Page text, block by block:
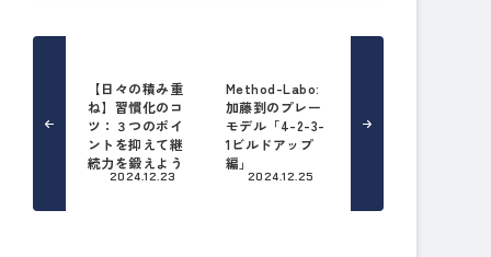
【日々の積み重
ね】習慣化のコ
ツ：３つのポイ
ントを抑えて継
続力を鍛えよう
2024.12.23
Method-Labo:
加藤到のプレー
モデル「4-2-3-
1ビルドアップ
編」
2024.12.25